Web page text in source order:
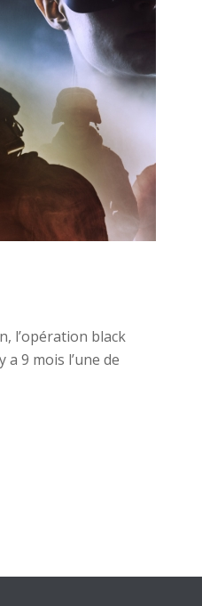
l’opération black
a 9 mois l’une de